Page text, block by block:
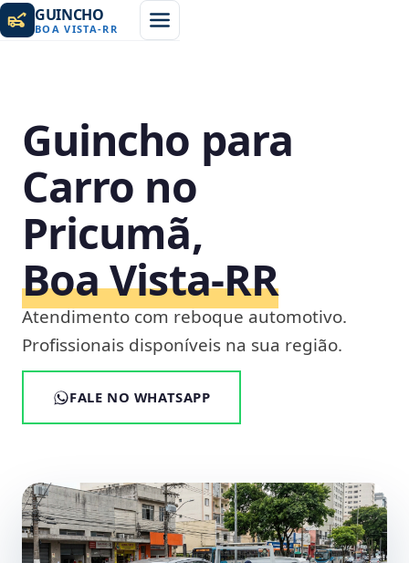
GUINCHO
BOA VISTA-RR
Guincho para
Carro no
Pricumã,
Boa Vista‑RR
Atendimento com reboque automotivo.
Profissionais disponíveis na sua região.
FALE NO WHATSAPP